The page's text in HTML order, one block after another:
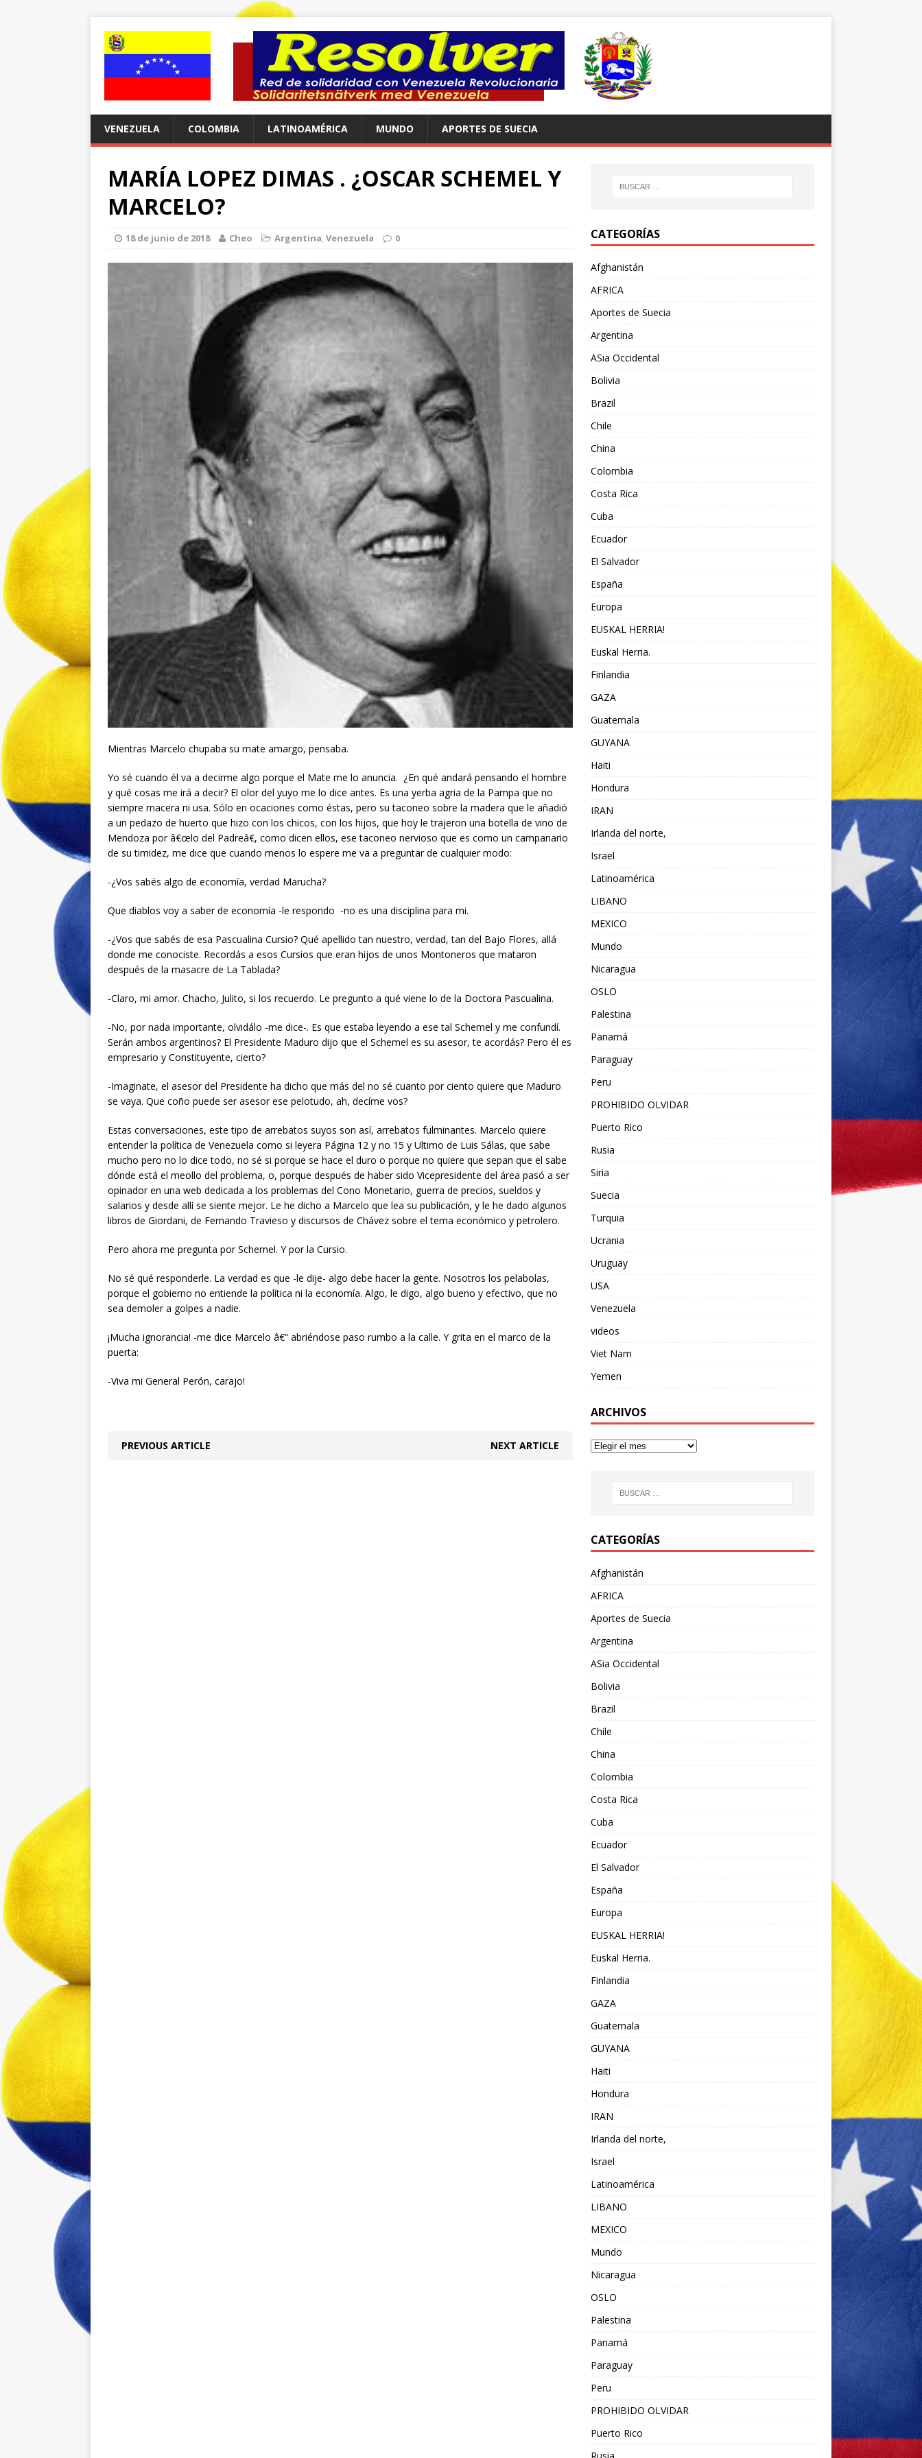
VENEZUELA COLOMBIA LATINOAMÉRICA MUNDO APORTES DE SUECIA
MARÍA LOPEZ DIMAS . ¿OSCAR SCHEMEL Y
MARCELO?
18 de junio de 2018 Cheo Argentina,Venezuela 0
Mientras Marcelo chupaba su mate amargo, pensaba.
Yo sé cuando él va a decirme algo porque el Mate me lo anuncia. ¿En qué andará pensando el hombre
y qué cosas me irá a decir? El olor del yuyo me lo dice antes. Es una yerba agria de la Pampa que no
siempre macera ni usa. Sólo en ocaciones como éstas, pero su taconeo sobre la madera que le añadió
a un pedazo de huerto que hizo con los chicos, con los hijos, que hoy le trajeron una botella de vino de
Mendoza por â€œlo del Padreâ€, como dicen ellos, ese taconeo nervioso que es como un campanario
de su timidez, me dice que cuando menos lo espere me va a preguntar de cualquier modo:
-¿Vos sabés algo de economía, verdad Marucha?
Que diablos voy a saber de economía -le respondo -no es una disciplina para mi.
-¿Vos que sabés de esa Pascualina Cursio? Qué apellido tan nuestro, verdad, tan del Bajo Flores, allá
donde me conociste. Recordás a esos Cursios que eran hijos de unos Montoneros que mataron
después de la masacre de La Tablada?
-Claro, mi amor. Chacho, Julito, si los recuerdo. Le pregunto a qué viene lo de la Doctora Pascualina.
-No, por nada importante, olvidálo -me dice-. Es que estaba leyendo a ese tal Schemel y me confundí.
Serán ambos argentinos? El Presidente Maduro dijo que el Schemel es su asesor, te acordás? Pero él es
empresario y Constituyente, cierto?
-Imaginate, el asesor del Presidente ha dicho que más del no sé cuanto por ciento quiere que Maduro
se vaya. Que coño puede ser asesor ese pelotudo, ah, decíme vos?
Estas conversaciones, este tipo de arrebatos suyos son así, arrebatos fulminantes. Marcelo quiere
entender la política de Venezuela como si leyera Página 12 y no 15 y Ultimo de Luis Sálas, que sabe
mucho pero no lo dice todo, no sé si porque se hace el duro o porque no quiere que sepan que el sabe
dónde está el meollo del problema, o, porque después de haber sido Vicepresidente del área pasó a ser
opinador en una web dedicada a los problemas del Cono Monetario, guerra de precios, sueldos y
salarios y desde allí se siente mejor. Le he dicho a Marcelo que lea su publicación, y le he dado algunos
libros de Giordani, de Fernando Travieso y discursos de Chávez sobre el tema económico y petrolero.
Pero ahora me pregunta por Schemel. Y por la Cursio.
No sé qué responderle. La verdad es que -le dije- algo debe hacer la gente. Nosotros los pelabolas,
porque el gobierno no entiende la política ni la economía. Algo, le digo, algo bueno y efectivo, que no
sea demoler a golpes a nadie.
¡Mucha ignorancia! -me dice Marcelo â€“ abriéndose paso rumbo a la calle. Y grita en el marco de la
puerta:
-Viva mi General Perón, carajo!
PREVIOUS ARTICLE NEXT ARTICLE
CATEGORÍAS
Afghanistán
AFRICA
Aportes de Suecia
Argentina
ASia Occidental
Bolivia
Brazil
Chile
China
Colombia
Costa Rica
Cuba
Ecuador
El Salvador
España
Europa
EUSKAL HERRIA!
Euskal Herria.
Finlandia
GAZA
Guatemala
GUYANA
Haiti
Hondura
IRAN
Irlanda del norte,
Israel
Latinoamérica
LIBANO
MEXICO
Mundo
Nicaragua
OSLO
Palestina
Panamá
Paraguay
Peru
PROHIBIDO OLVIDAR
Puerto Rico
Rusia
Siria
Suecia
Turquia
Ucrania
Uruguay
USA
Venezuela
videos
Viet Nam
Yemen
ARCHIVOS
CATEGORÍAS
Afghanistán
AFRICA
Aportes de Suecia
Argentina
ASia Occidental
Bolivia
Brazil
Chile
China
Colombia
Costa Rica
Cuba
Ecuador
El Salvador
España
Europa
EUSKAL HERRIA!
Euskal Herria.
Finlandia
GAZA
Guatemala
GUYANA
Haiti
Hondura
IRAN
Irlanda del norte,
Israel
Latinoamérica
LIBANO
MEXICO
Mundo
Nicaragua
OSLO
Palestina
Panamá
Paraguay
Peru
PROHIBIDO OLVIDAR
Puerto Rico